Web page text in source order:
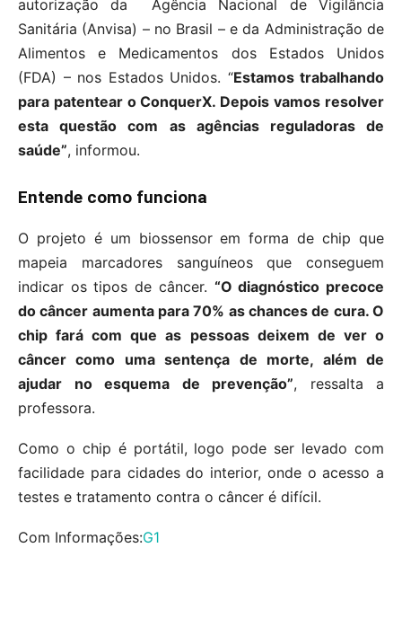
autorização da Agência Nacional de Vigilância
Sanitária (Anvisa) – no Brasil – e da Administração de
Alimentos e Medicamentos dos Estados Unidos
(FDA) – nos Estados Unidos. “Estamos trabalhando
para patentear o ConquerX. Depois vamos resolver
esta questão com as agências reguladoras de
saúde”, informou.
Entende como funciona
O projeto é um biossensor em forma de chip que
mapeia marcadores sanguíneos que conseguem
indicar os tipos de câncer. “O diagnóstico precoce
do câncer aumenta para 70% as chances de cura. O
chip fará com que as pessoas deixem de ver o
câncer como uma sentença de morte, além de
ajudar no esquema de prevenção”, ressalta a
professora.
Como o chip é portátil, logo pode ser levado com
facilidade para cidades do interior, onde o acesso a
testes e tratamento contra o câncer é difícil.
Com Informações:G1